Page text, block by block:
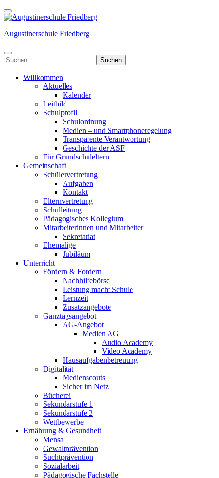
Weiter
zum
(Enter
Augustinerschule Friedberg
Suchen
nach:
Willkommen
Aktuelles
Kalender
Leitbild
Schulprofil
Schulordnung
Medien – und Smartphoneregelung
Transparente Verantwortung
Geschichte der ASF
Für Grundschuleltern
Gemeinschaft
Schülervertretung
Aufgaben
Kontakt
Elternvertretung
Schulleitung
Pädagogisches Kollegium
Mitarbeiterinnen und Mitarbeiter
Sekretariat
Ehemalige
Jubiläum
Unterricht
Fördern & Fordern
Nachhilfebörse
Leistung macht Schule
Lernzeit
Zusatzangebote
Ganztagsangebot
AG-Angebot
Medien AG
Audio Academy
Video Academy
Hausaufgabenbetreuung
Digitalität
Medienscouts
Sicher im Netz
Bücherei
Sekundarstufe 1
Sekundarstufe 2
Wettbewerbe
Ernährung & Gesundheit
Mensa
Gewaltprävention
Suchtprävention
Sozialarbeit
Pädagogische Fachstelle